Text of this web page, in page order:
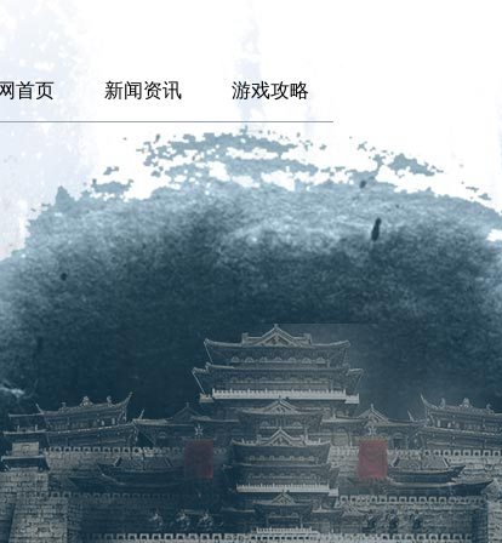
首页 新闻资讯 游戏攻略
新闻
公告
活动
游戏介绍
人物属性
境界介绍
《新千年盛世》
今日19点开启
游戏日常
游戏介绍
《新千年盛世》
游戏日常
游戏介绍
安卓版下载
iOS版下载